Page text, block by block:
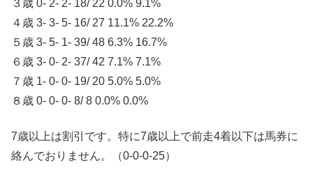
３歳 0- 2- 2- 18/ 22 0.0% 9.1%
４歳 3- 3- 5- 16/ 27 11.1% 22.2%
５歳 3- 5- 1- 39/ 48 6.3% 16.7%
６歳 3- 0- 2- 37/ 42 7.1% 7.1%
７歳 1- 0- 0- 19/ 20 5.0% 5.0%
８歳 0- 0- 0- 8/ 8 0.0% 0.0%
7歳以上は割引です。特に7歳以上で前走4着以下は馬券に
絡んでおりません。（0-0-0-25）